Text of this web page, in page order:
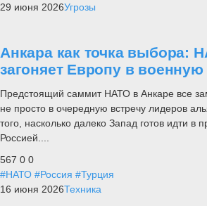
29 июня 2026Угрозы
Анкара как точка выбора:
загоняет Европу в
Предстоящий саммит НАТО в Анкаре все
не просто в очередную встречу лидеров
того, насколько далеко Запад готов идти в
Россией....
567 0 0
#НАТО #Россия #Турция
16 июня 2026Техника